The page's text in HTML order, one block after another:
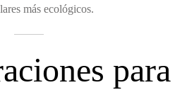
más ecológicos.
para